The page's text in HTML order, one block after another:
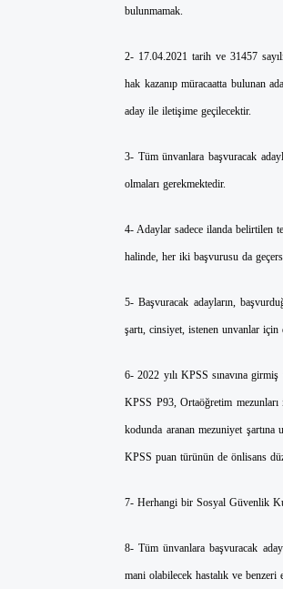
bulunmamak.
2- 17.04.2021 tarih ve 31457
hak kazanıp müracaatta bulunan
aday ile iletişime geçilecektir.
3- Tüm ünvanlara başvuracak
olmaları gerekmektedir.
4- Adaylar sadece ilanda belirtilen
halinde, her iki başvurusu da
5- Başvuracak adayların,
şartı, cinsiyet, istenen unvanlar için
6- 2022 yılı KPSS sınavına
KPSS P93, Ortaöğretim
kodunda aranan mezuniyet
KPSS puan türünün de önlisans
7- Herhangi bir Sosyal Güvenlik
8- Tüm ünvanlara başvuracak
mani olabilecek hastalık ve benzeri